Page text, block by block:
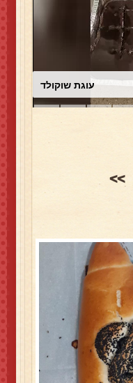
עוגת שוקולד
>>